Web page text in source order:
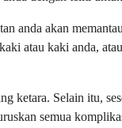
anda akan
atau kaki anda,
ketara. Selain itu,
semua